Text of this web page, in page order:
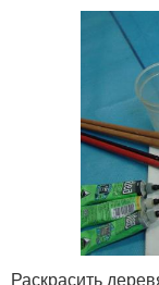
Раскрасить